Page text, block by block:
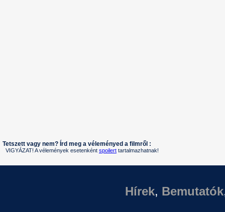
Tetszett vagy nem? Írd meg a véleményed a filmről :
VIGYÁZAT! A vélemények esetenként spoilert tartalmazhatnak!
Hírek, Bemutatók